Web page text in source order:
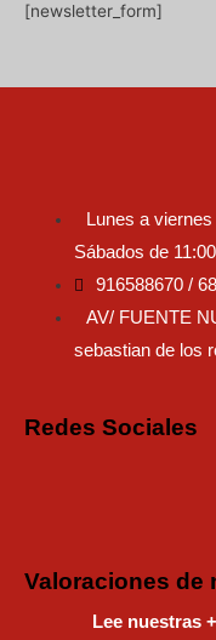
[newsletter_form]
Lunes a
Sábados de
916588670 /
AV/ FUENTE
sebastian de los
Redes Sociales
Valoraciones de
Lee nuestras